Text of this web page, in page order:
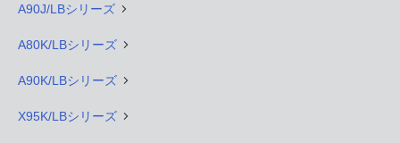
A90J/LBシリーズ
A80K/LBシリーズ
A90K/LBシリーズ
X95K/LBシリーズ